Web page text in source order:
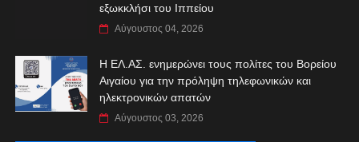
εξωκκλήσι του Ιππείου
Αύγουστος 04, 2026
Η ΕΛ.ΑΣ. ενημερώνει τους πολίτες του Βορείου
Αιγαίου για την πρόληψη τηλεφωνικών και
ηλεκτρονικών απατών
Αύγουστος 03, 2026